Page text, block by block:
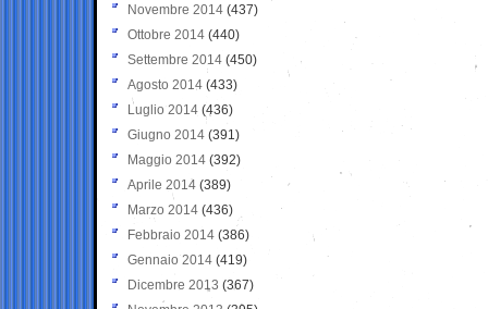
Novembre 2014 (437)
Ottobre 2014 (440)
Settembre 2014 (450)
Agosto 2014 (433)
Luglio 2014 (436)
Giugno 2014 (391)
Maggio 2014 (392)
Aprile 2014 (389)
Marzo 2014 (436)
Febbraio 2014 (386)
Gennaio 2014 (419)
Dicembre 2013 (367)